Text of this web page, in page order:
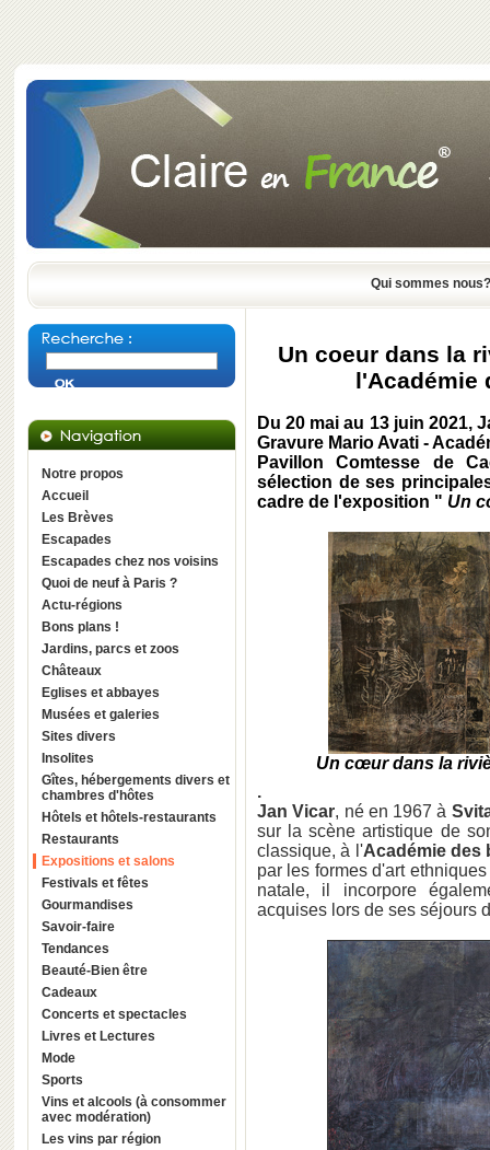
Qui sommes nous?
Notre propos
Accueil
Les Brèves
Escapades
Escapades chez nos voisins
Quoi de neuf à Paris ?
Actu-régions
Bons plans !
Jardins, parcs et zoos
Châteaux
Eglises et abbayes
Musées et galeries
Sites divers
Insolites
Gîtes, hébergements divers et
chambres d'hôtes
Hôtels et hôtels-restaurants
Restaurants
Expositions et salons
Festivals et fêtes
Gourmandises
Savoir-faire
Tendances
Beauté-Bien être
Cadeaux
Concerts et spectacles
Livres et Lectures
Mode
Sports
Vins et alcools (à consommer
avec modération)
Les vins par région
Un coeur dans la
l'Académie
Du 20 mai au 13 juin 2021,
Gravure Mario Avati -
Pavillon Comtesse de
sélection de ses
cadre de l'exposition " Un
Un cœur dans la
.
Jan Vicar, né en 1967 à
sur la scène artistique de
classique, à l'Académie des
par les formes d'art
natale, il incorpore
acquises lors de ses séjours